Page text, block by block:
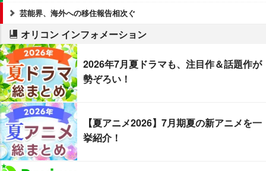
芸能界、海外への移住報告相次ぐ
オリコン インフォメーション
2026年7月夏ドラマも、注目作＆話題作が
勢ぞろい！
【夏アニメ2026】7月期夏の新アニメを一
挙紹介！